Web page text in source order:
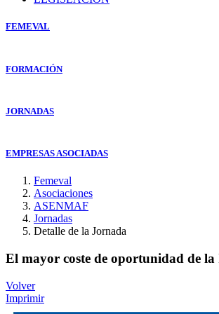
FEMEVAL
FORMACIÓN
JORNADAS
EMPRESAS ASOCIADAS
Femeval
Asociaciones
ASENMAF
Jornadas
Detalle de la Jornada
El mayor coste de oportunidad de
Volver
Imprimir